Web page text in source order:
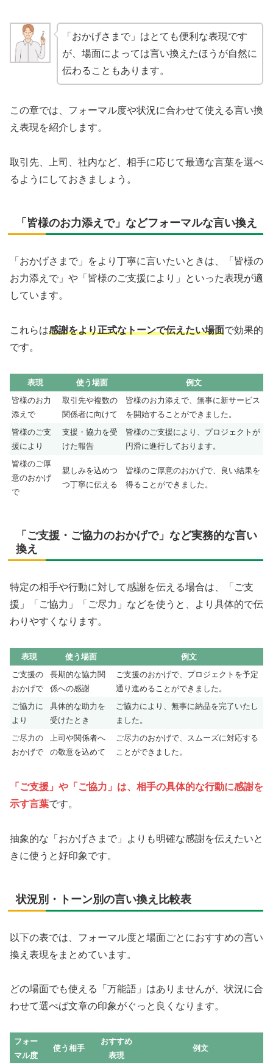
「おかげさまで」はとても便利な表現です
が、場面によっては言い換えたほうが自然に
伝わることもあります。
この章では、フォーマル度や状況に合わせて使える言い換
え表現を紹介します。
取引先、上司、社内など、相手に応じて最適な言葉を選べ
るようにしておきましょう。
「皆様のお力添えで」などフォーマルな言い換え
「おかげさまで」をより丁寧に言いたいときは、「皆様の
お力添えで」や「皆様のご支援により」といった表現が適
しています。
これらは感謝をより正式なトーンで伝えたい場面で効果的
です。
表現 使う場面
例文
皆様のお力
添えで
取引先や複数の
関係者に向けて
皆様のお力添えで、無事に新サービス
を開始することができました。
皆様のご支
援により
支援・協力を受
けた報告
皆様のご支援により、プロジェクトが
円滑に進行しております。
皆様のご厚
意のおかげ
で
親しみを込めつ
つ丁寧に伝える
皆様のご厚意のおかげで、良い結果を
得ることができました。
「ご支援・ご協力のおかげで」など実務的な言い
換え
特定の相手や行動に対して感謝を伝える場合は、「ご支
援」「ご協力」「ご尽力」などを使うと、より具体的で伝
わりやすくなります。
表現 使う場面
例文
ご支援の
おかげで
長期的な協力関
係への感謝
ご支援のおかげで、プロジェクトを予定
通り進めることができました。
ご協力に
より
具体的な助力を
受けたとき
ご協力により、無事に納品を完了いたし
ました。
ご尽力の
おかげで
上司や関係者へ
の敬意を込めて
ご尽力のおかげで、スムーズに対応する
ことができました。
「ご支援」や「ご協力」は、相手の具体的な行動に感謝を
示す言葉です。
抽象的な「おかげさまで」よりも明確な感謝を伝えたいと
きに使うと好印象です。
状況別・トーン別の言い換え比較表
以下の表では、フォーマル度と場面ごとにおすすめの言い
換え表現をまとめています。
どの場面でも使える「万能語」はありませんが、状況に合
わせて選べば文章の印象がぐっと良くなります。
フォー
マル度
使う相手
おすすめ
表現
例文